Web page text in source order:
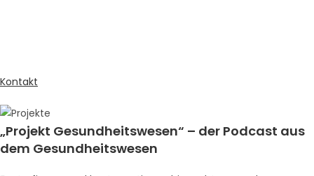
Kontakt
„Projekt Gesundheitswesen“ – der Podcast aus
dem Gesundheitswesen